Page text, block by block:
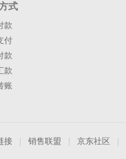
式
款
付
款
款
账
接 销售联盟 京东社区